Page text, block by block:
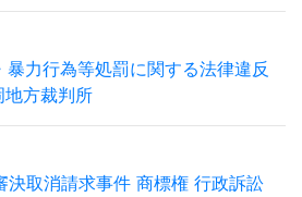
力行為等処罰に関する法律違反
方裁判所
取消請求事件 商標権 行政訴訟